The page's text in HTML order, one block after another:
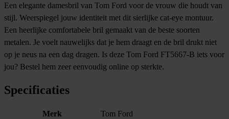
Een elegante damesbril van Tom Ford voor de vrouw die houdt van
stijl. Weerspiegel jouw identiteit met dit sierlijke cat-eye montuur.
Een heerlijke comfortabele bril gemaakt van de beste soorten
metalen. Je voelt nauwelijks dat je hem draagt en de bril drukt niet
op je neus na een dag dragen. Is deze Tom Ford FT5667-B iets voor
jou? Bestel hem zeer eenvoudig online op sterkte.
Specificaties
Merk
Tom Ford